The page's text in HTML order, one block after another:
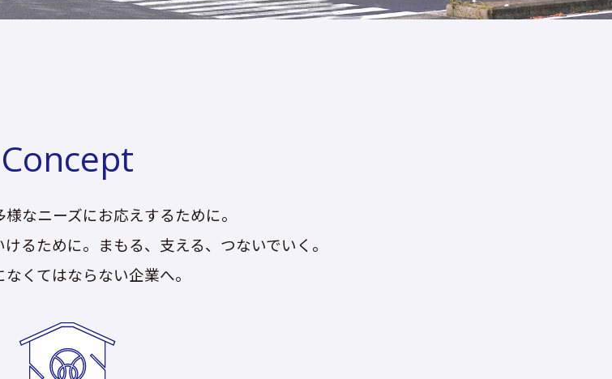
Concept
なニーズにお応えするために。
るために。まもる、支える、つないでいく。
くてはならない企業へ。